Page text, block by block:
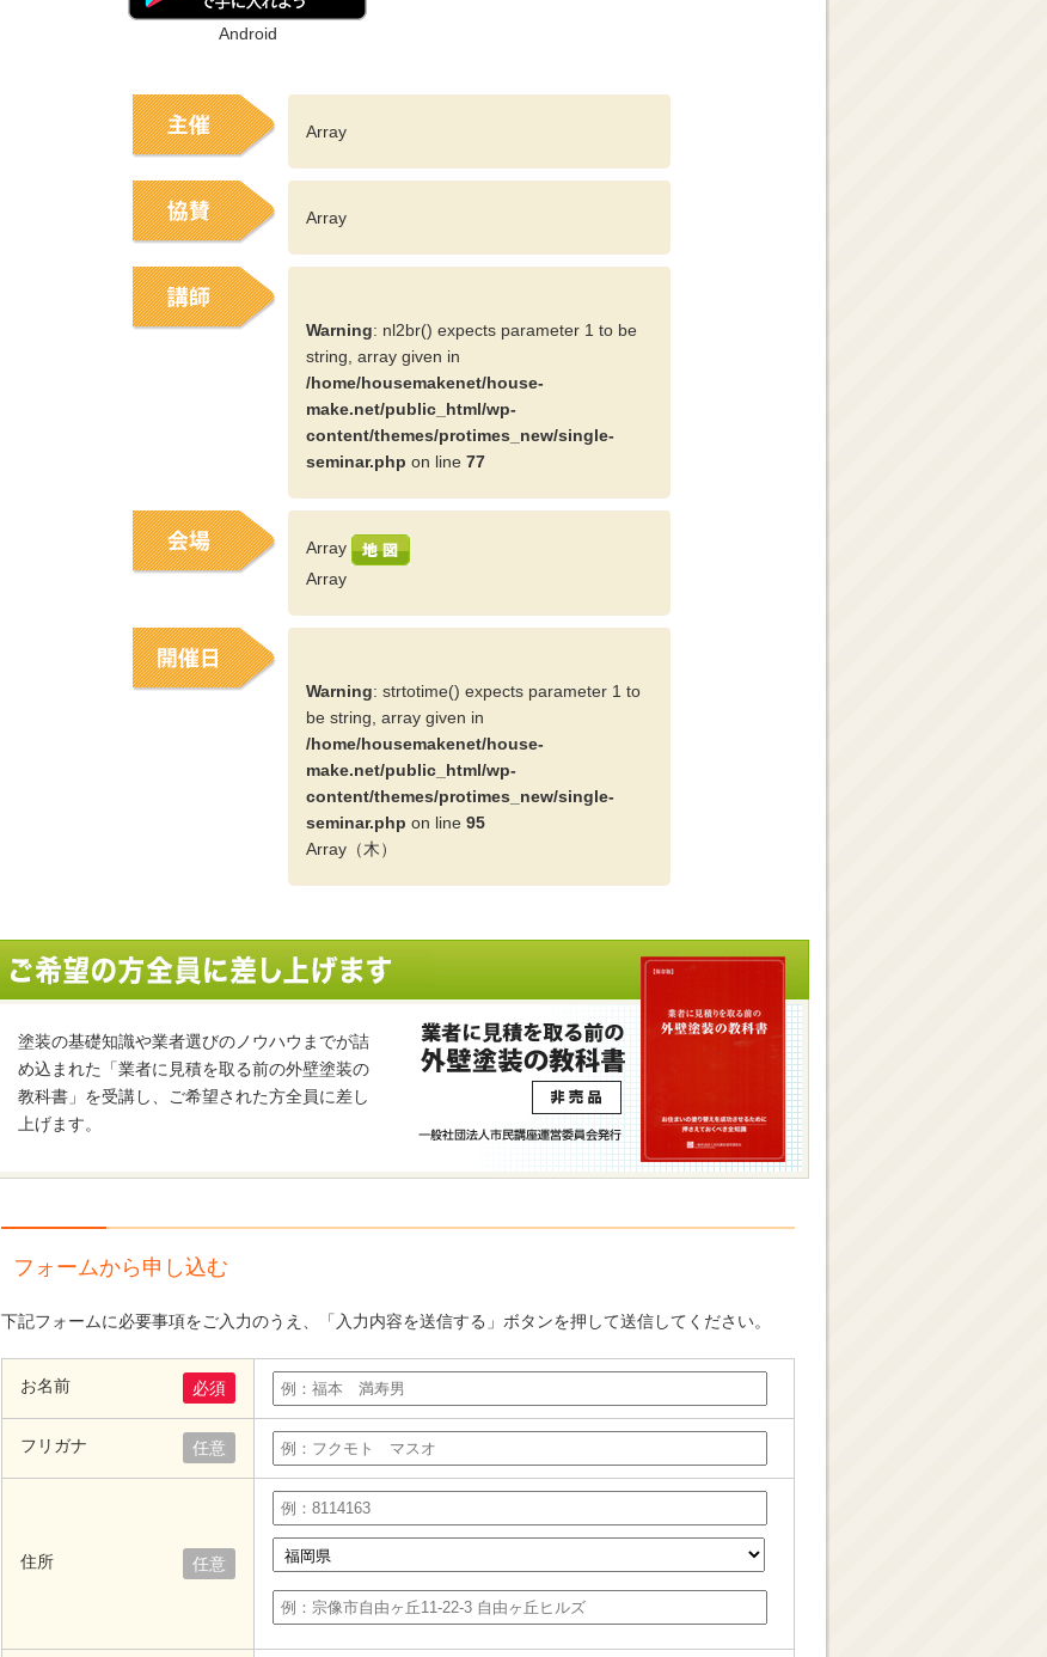
Android
Array
Array
Warning: nl2br() expects parameter 1 to be
string, array given in
/home/housemakenet/house-
make.net/public_html/wp-
content/themes/protimes_new/single-
seminar.php on line 77
Array
Array
Warning: strtotime() expects parameter 1 to
be string, array given in
/home/housemakenet/house-
make.net/public_html/wp-
content/themes/protimes_new/single-
seminar.php on line 95
Array（木）
塗装の基礎知識や業者選びのノウハウまでが詰
め込まれた「業者に見積を取る前の外壁塗装の
教科書」を受講し、ご希望された方全員に差し
上げます。
フォームから申し込む
下記フォームに必要事項をご入力のうえ、「入力内容を送信する」ボタンを押して送信してください。
お名前 必須
フリガナ 任意
住所 任意